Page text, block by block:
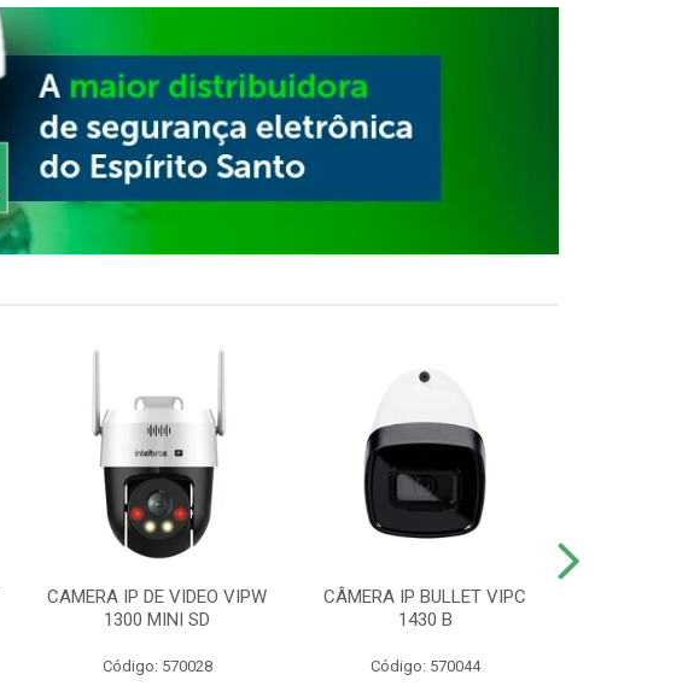
CAMERA IP DE VIDEO VIPW
1300 MINI SD
Código: 570028
CÂMERA IP BULLET VIPC
1430 B
Código: 570044